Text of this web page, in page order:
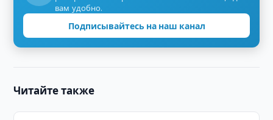
вам удобно.
Подписывайтесь на наш канал
Читайте также